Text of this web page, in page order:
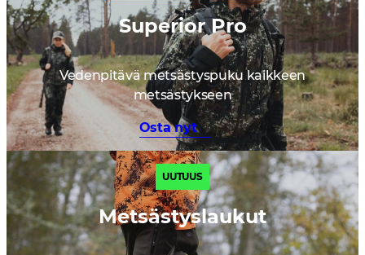
Superior Pro
Vedenpitävä metsästyspuku kaikkeen
metsästykseen
Osta nyt
UUTUUS
Metsästyslaukut